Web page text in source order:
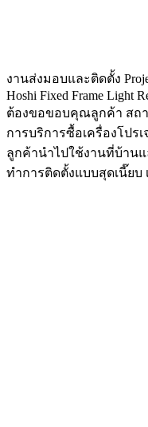
งานส่งมอบและติดตั้ง
Hoshi Fixed Frame Light
ต้องขอขอบคุณลูกค้า สถา
การบริการซื้อเครื่องโปร
ลูกค้านำไปใช้งานที่บ้าน
ทำการติดตั้งแบบสุดเนี๊ยบ